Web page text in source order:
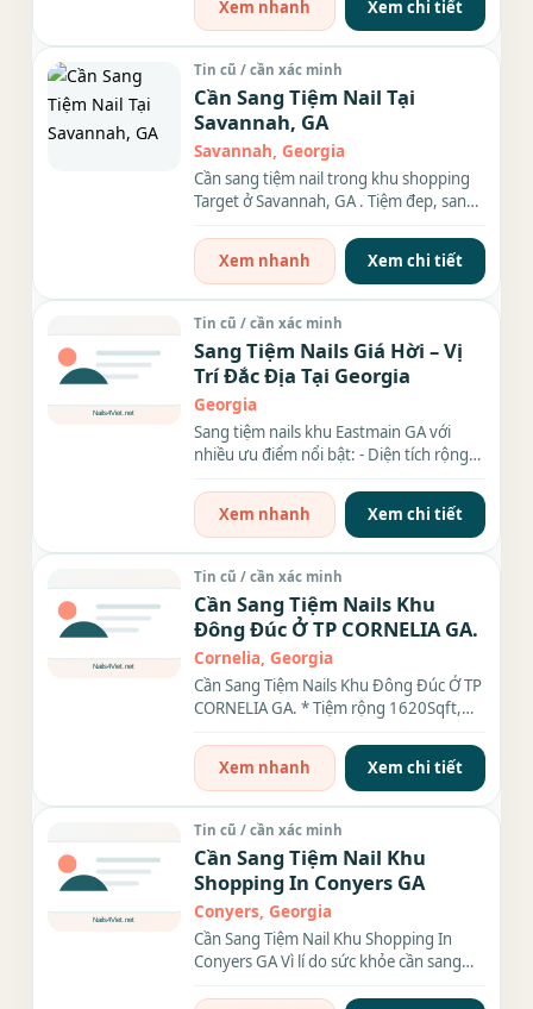
Xem nhanh Xem chi tiết
Tin cũ / cần xác minh
Cần Sang Tiệm Nail Tại
Savannah, GA
Savannah, Georgia
Cần sang tiệm nail trong khu shopping
Target ở Savannah, GA . Tiệm đep, sang
Xem nhanh
Xem chi tiết
Tin cũ / cần xác minh
Sang Tiệm Nails Giá Hời – Vị
Trí Đắc Địa Tại Georgia
Georgia
Sang tiệm nails khu Eastmain GA với
nhiều ưu điểm nổi bật: - Diện tích rộng
Xem nhanh
Xem chi tiết
Tin cũ / cần xác minh
Cần Sang Tiệm Nails Khu
Đông Đúc Ở TP CORNELIA GA.
Cornelia, Georgia
Cần Sang Tiệm Nails Khu Đông Đúc Ở TP
CORNELIA GA. * Tiệm rộng 1620Sqft,
Xem nhanh
Xem chi tiết
Tin cũ / cần xác minh
Cần Sang Tiệm Nail Khu
Shopping In Conyers GA
Conyers, Georgia
Cần Sang Tiệm Nail Khu Shopping In
Conyers GA Vì lí do sức khỏe cần sang